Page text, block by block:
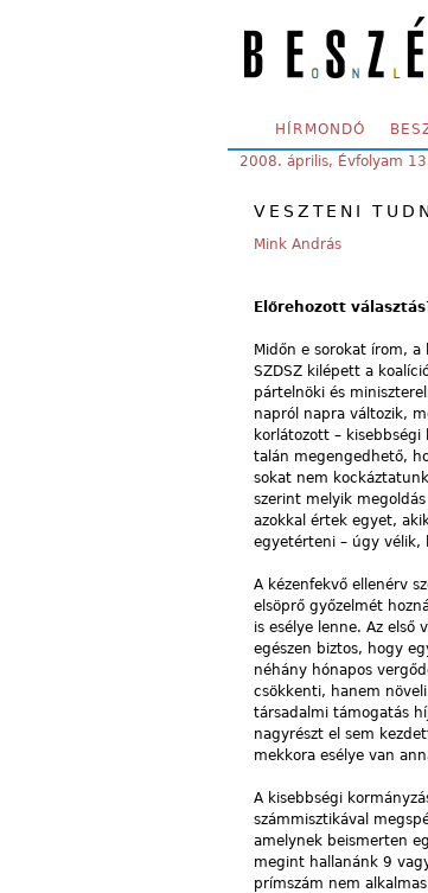
SECONDARY MENU
HÍRMONDÓ
YOU ARE HERE:
2008. április, Évfolyam
VESZTENI
Mink András
Előrehozott
Midőn e sorokat írom,
SZDSZ kilépett a
pártelnöki és
napról napra változik,
korlátozott –
talán megengedhető,
sokat nem
szerint melyik
azokkal értek egyet,
egyetérteni – úgy vélik,
A kézenfekvő ellenérv
elsöprő győzelmét
is esélye lenne. Az első
egészen biztos, hogy
néhány hónapos
csökkenti, hanem
társadalmi támogatás
nagyrészt el sem
mekkora esélye van
A kisebbségi
számmisztikával
amelynek beismerten
megint hallanánk 9
prímszám nem